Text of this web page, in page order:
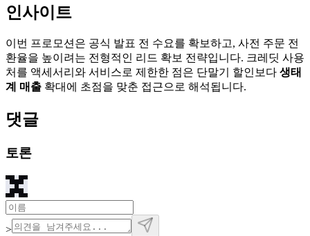
인사이트
이번 프로모션은 공식 발표 전 수요를 확보하고, 사전 주문 전
환율을 높이려는 전형적인 리드 확보 전략입니다. 크레딧 사용
처를 액세서리와 서비스로 제한한 점은 단말기 할인보다 생태
계 매출 확대에 초점을 맞춘 접근으로 해석됩니다.
댓글
토론
>